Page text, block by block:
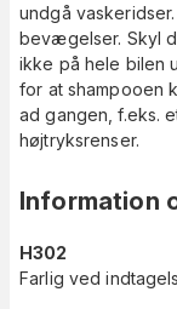
undgå
bevægelser. Skyl
ikke på hele bilen
for at shampooen
ad gangen, f.eks.
højtryksrenser.
Information
H302
Farlig ved